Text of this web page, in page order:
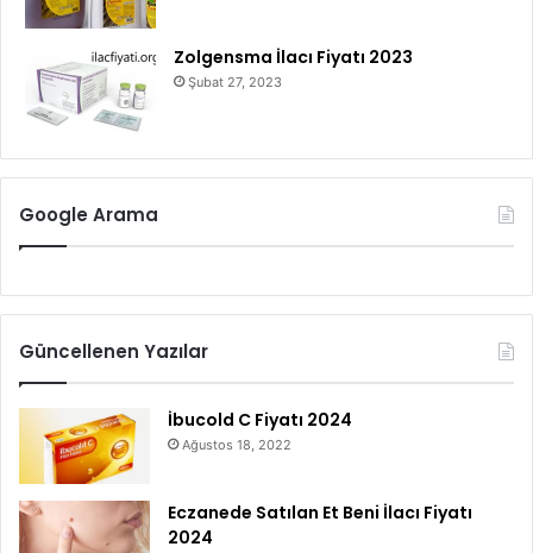
Zolgensma İlacı Fiyatı 2023
Şubat 27, 2023
Google Arama
Güncellenen Yazılar
İbucold C Fiyatı 2024
Ağustos 18, 2022
Eczanede Satılan Et Beni İlacı Fiyatı
2024